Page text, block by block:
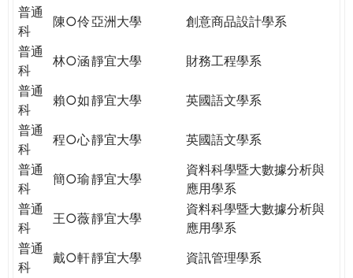
普通
科
陳○伶亞洲大學
創意商品設計學系
普通
科
林○涵靜宜大學
財務工程學系
普通
科
賴○如靜宜大學
英國語文學系
普通
科
程○心靜宜大學
英國語文學系
普通
科
簡○瑜靜宜大學
資料科學暨大數據分析與
應用學系
普通
科
王○薇靜宜大學
資料科學暨大數據分析與
應用學系
普通
科
戴○軒靜宜大學
資訊管理學系